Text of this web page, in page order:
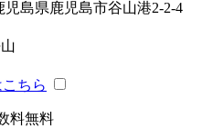
児島県鹿児島市谷山港2-2-4
ちら
料無料